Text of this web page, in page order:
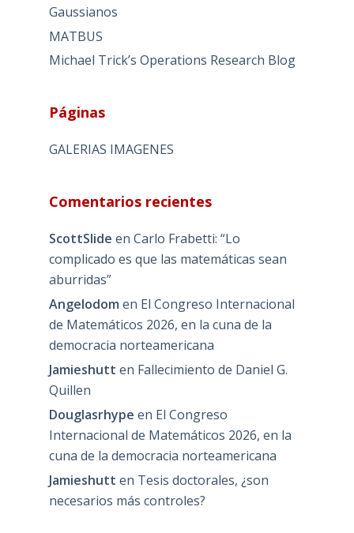
Gaussianos
MATBUS
Michael Trick’s Operations Research Blog
Páginas
GALERIAS IMAGENES
Comentarios recientes
ScottSlide en Carlo Frabetti: “Lo
complicado es que las matemáticas sean
aburridas”
Angelodom en El Congreso Internacional
de Matemáticos 2026, en la cuna de la
democracia norteamericana
Jamieshutt en Fallecimiento de Daniel G.
Quillen
Douglasrhype en El Congreso
Internacional de Matemáticos 2026, en la
cuna de la democracia norteamericana
Jamieshutt en Tesis doctorales, ¿son
necesarios más controles?